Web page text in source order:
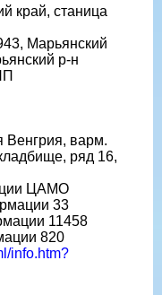
край, станица
Марьянский
р-н
Венгрия, варм.
ряд 16,
ЦАМО
33
11458
820
info.htm?